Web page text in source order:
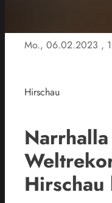
Mo., 06.02.2023 ,
Hirschau
Hirschau